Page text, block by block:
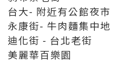
台大- 附近有公館夜市
永康街- 牛肉麵集中地
迪化街 - 台北老街
美麗華百樂園